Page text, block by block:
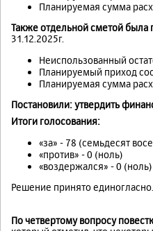
Планируемая сумма
Также отдельной сметой была
31.12.2025г.
Неиспользованный
Планируемый приход
Планируемая сумма
Постановили:утвердить
Итоги голосования:
«за» - 78 (семьдесят
«против» - 0 (ноль)
«воздержался» - 0 (ноль)
Решение принято единогласно.
По четвертому вопросу